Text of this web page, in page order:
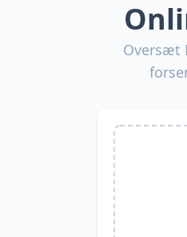
Oversæt